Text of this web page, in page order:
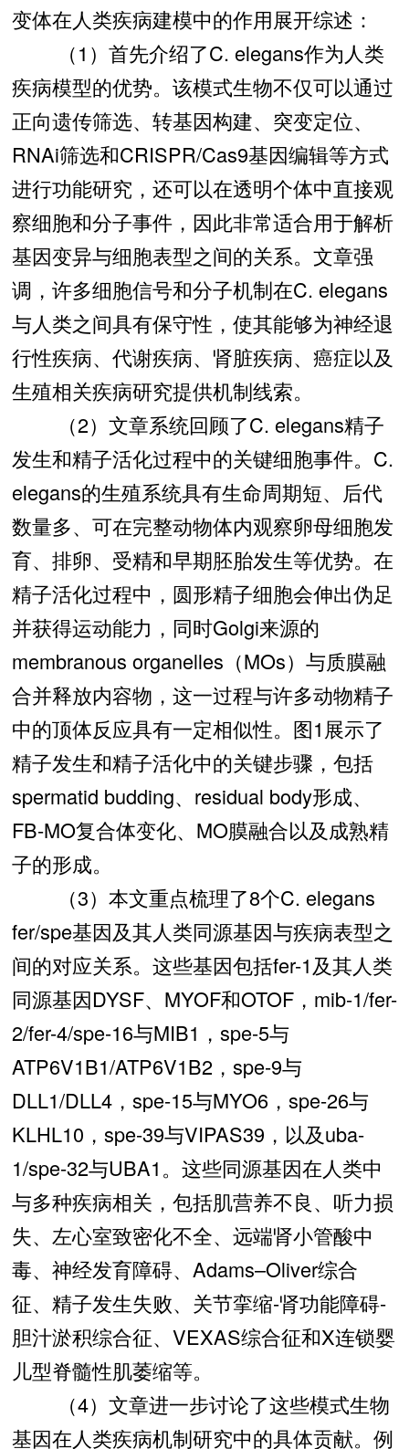
变体在人类疾病建模中的作用展开综述：
（1）首先介绍了C. elegans作为人类
疾病模型的优势。该模式生物不仅可以通过
正向遗传筛选、转基因构建、突变定位、
RNAi筛选和CRISPR/Cas9基因编辑等方式
进行功能研究，还可以在透明个体中直接观
察细胞和分子事件，因此非常适合用于解析
基因变异与细胞表型之间的关系。文章强
调，许多细胞信号和分子机制在C. elegans
与人类之间具有保守性，使其能够为神经退
行性疾病、代谢疾病、肾脏疾病、癌症以及
生殖相关疾病研究提供机制线索。
（2）文章系统回顾了C. elegans精子
发生和精子活化过程中的关键细胞事件。C.
elegans的生殖系统具有生命周期短、后代
数量多、可在完整动物体内观察卵母细胞发
育、排卵、受精和早期胚胎发生等优势。在
精子活化过程中，圆形精子细胞会伸出伪足
并获得运动能力，同时Golgi来源的
membranous organelles（MOs）与质膜融
合并释放内容物，这一过程与许多动物精子
中的顶体反应具有一定相似性。图1展示了
精子发生和精子活化中的关键步骤，包括
spermatid budding、residual body形成、
FB-MO复合体变化、MO膜融合以及成熟精
子的形成。
（3）本文重点梳理了8个C. elegans
fer/spe基因及其人类同源基因与疾病表型之
间的对应关系。这些基因包括fer-1及其人类
同源基因DYSF、MYOF和OTOF，mib-1/fer-
2/fer-4/spe-16与MIB1，spe-5与
ATP6V1B1/ATP6V1B2，spe-9与
DLL1/DLL4，spe-15与MYO6，spe-26与
KLHL10，spe-39与VIPAS39，以及uba-
1/spe-32与UBA1。这些同源基因在人类中
与多种疾病相关，包括肌营养不良、听力损
失、左心室致密化不全、远端肾小管酸中
毒、神经发育障碍、Adams–Oliver综合
征、精子发生失败、关节挛缩-肾功能障碍-
胆汁淤积综合征、VEXAS综合征和X连锁婴
儿型脊髓性肌萎缩等。
（4）文章进一步讨论了这些模式生物
基因在人类疾病机制研究中的具体贡献。例